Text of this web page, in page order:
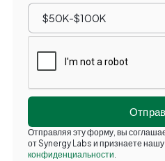
Отправляя эту форму, вы
от Synergy Labs и признаете нашу
конфиденциальности.